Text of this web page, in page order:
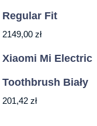
Regular Fit
2149,00 zł
Xiaomi Mi Electric
Toothbrush Biały
201,42 zł